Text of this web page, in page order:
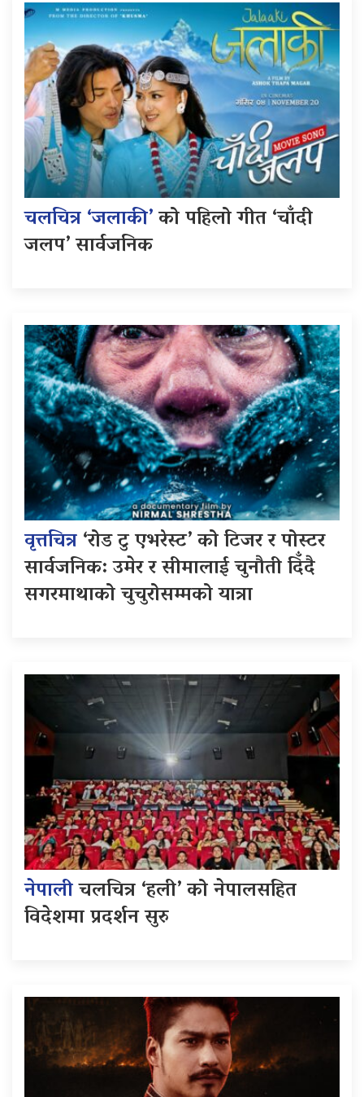
चलचित्र ‘जलाकी’को पहिलो गीत ‘चाँदी
जलप’ सार्वजनिक
वृत्तचित्र‘रोड टु एभरेस्ट’ को टिजर र पोस्टर
सार्वजनिक: उमेर र सीमालाई चुनौती दिँदै
सगरमाथाको चुचुरोसम्मको यात्रा
नेपालीचलचित्र ‘हली’ को नेपालसहित
विदेशमा प्रदर्शन सुरु